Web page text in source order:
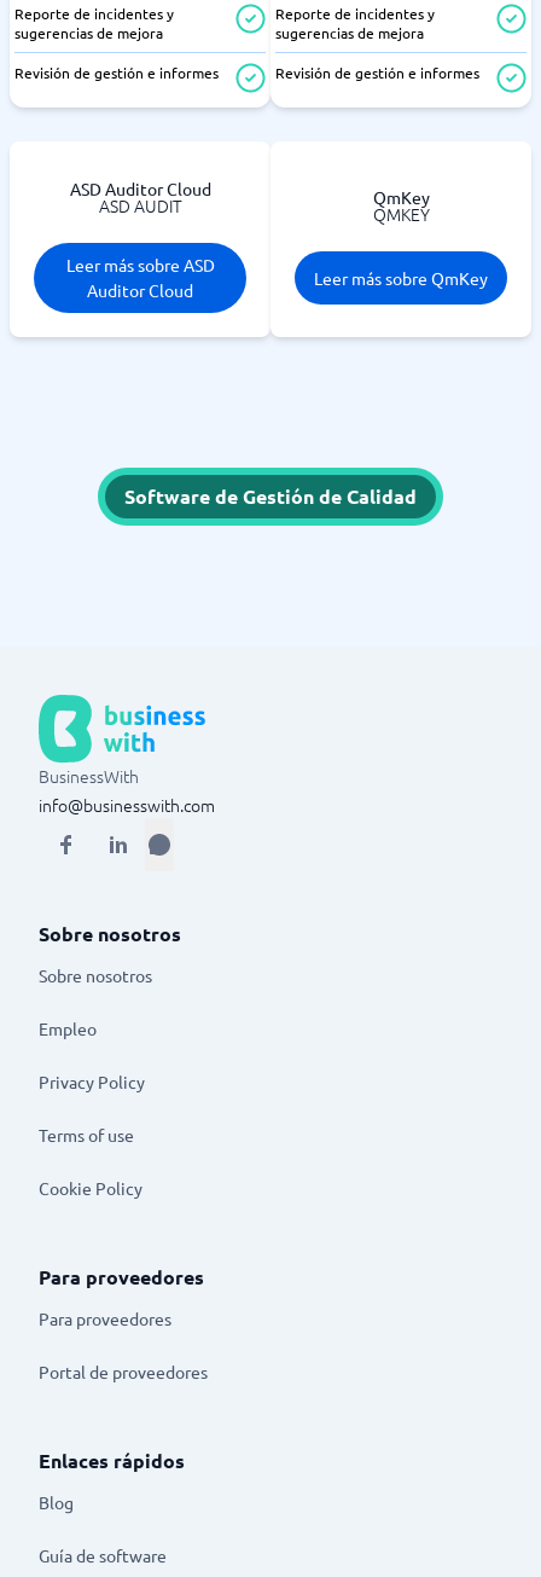
Reporte de incidentes y
sugerencias de mejora
Revisión de gestión e informes
Reporte de incidentes y
sugerencias de mejora
Revisión de gestión e informes
ASD Auditor Cloud
ASD AUDIT
Leer más sobre ASD
Auditor Cloud
QmKey
QMKEY
Leer más sobre QmKey
Software de Gestión de Calidad
BusinessWith
info@businesswith.com
Sobre nosotros
Sobre nosotros
Empleo
Privacy Policy
Terms of use
Cookie Policy
Para proveedores
Para proveedores
Portal de proveedores
Enlaces rápidos
Blog
Guía de software